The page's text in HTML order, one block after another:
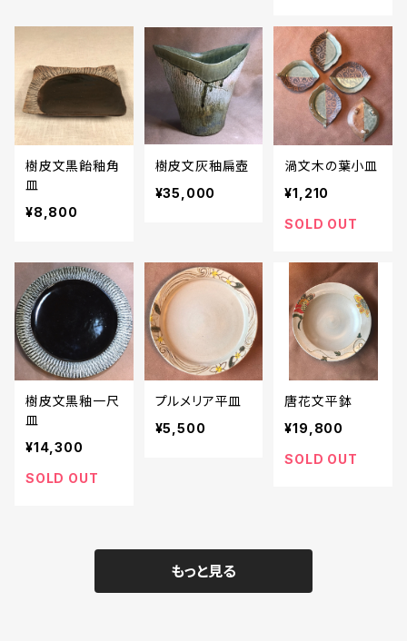
樹皮文黒飴釉角
皿
¥8,800
樹皮文灰秞扁壺
¥35,000
渦文木の葉小皿
¥1,210
SOLD OUT
樹皮文黒釉一尺
皿
¥14,300
SOLD OUT
プルメリア平皿
¥5,500
唐花文平鉢
¥19,800
SOLD OUT
もっと見る